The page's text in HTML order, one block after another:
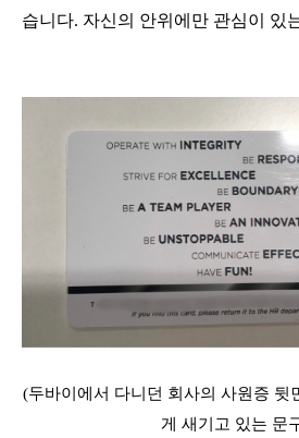
습니다. 자신의 안위에만 관심이 있
(두바이에서 다니던 회사의 사원증 뒷
게 새기고 있는 문